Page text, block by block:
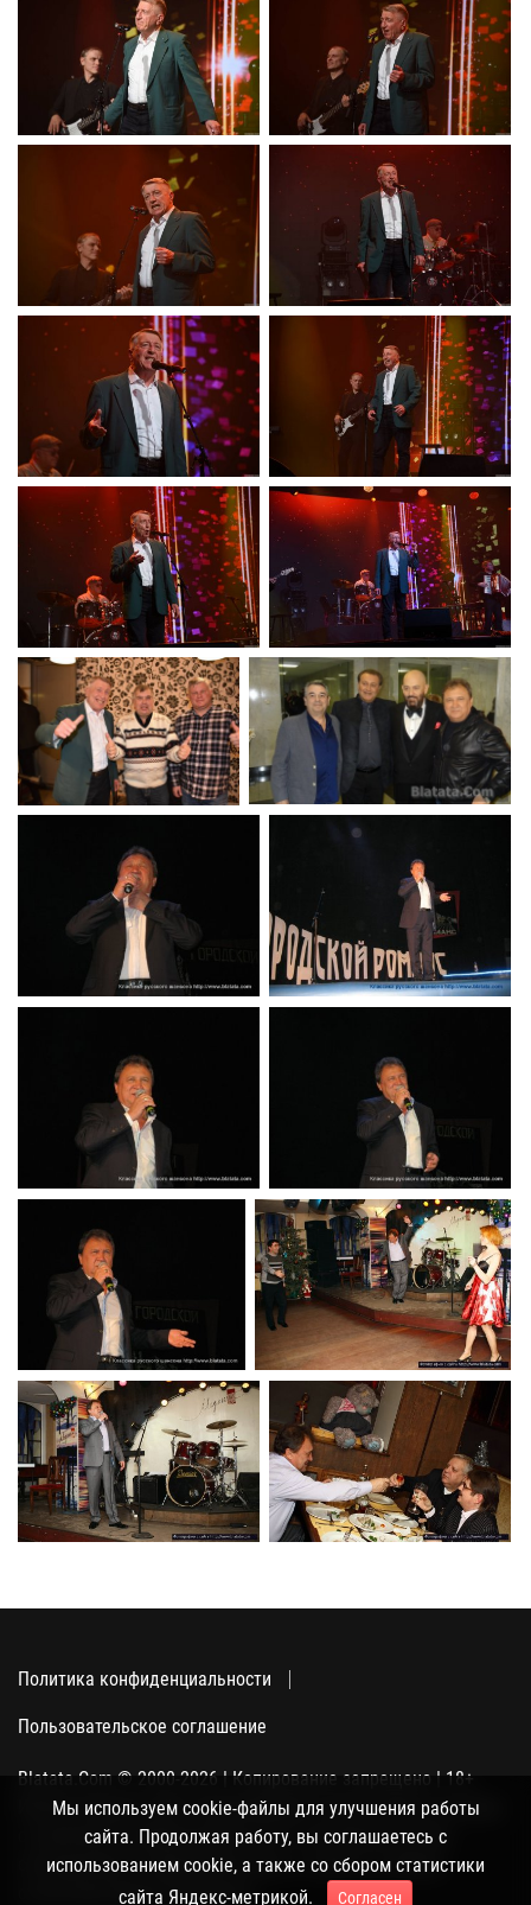
Политика конфиденциальности
Пользовательское соглашение
Blatata.Com © 2000-2026 | Копирование запрещено | 18+
Использование сайта подразумевает ваше полное согласие
с политикой конфиденциальности, пользовательским
соглашением и поддержкой куки, а также со сбором
статистики Яндекс-метрикой.
Мы используем cookie-файлы для улучшения работы
сайта. Продолжая работу, вы соглашаетесь с
использованием cookie, а также со сбором статистики
сайта Яндекс-метрикой.
Согласен